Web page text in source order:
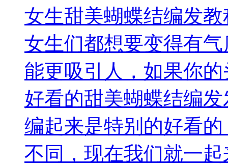
女生甜美蝴蝶结编发教
女生们都想要变得有
能更吸引人，如果你
好看的甜美蝴蝶结编
编起来是特别的好看
不同，现在我们就一起